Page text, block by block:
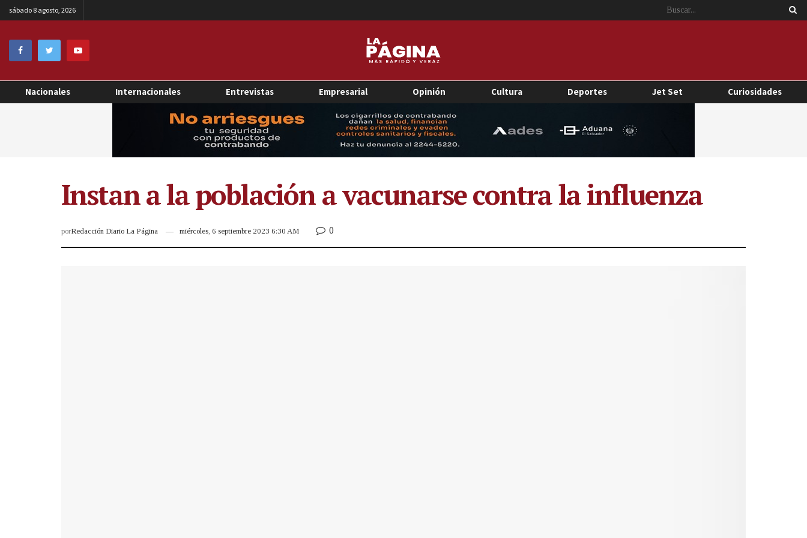
sábado 8 agosto, 2026
Nacionales Internacionales Entrevistas Empresarial Opinión Cultura Deportes Jet Set Curiosidades
Instan a la población a vacunarse contra la influenza
porRedacción Diario La Página miércoles, 6 septiembre 2023 6:30 AM 0